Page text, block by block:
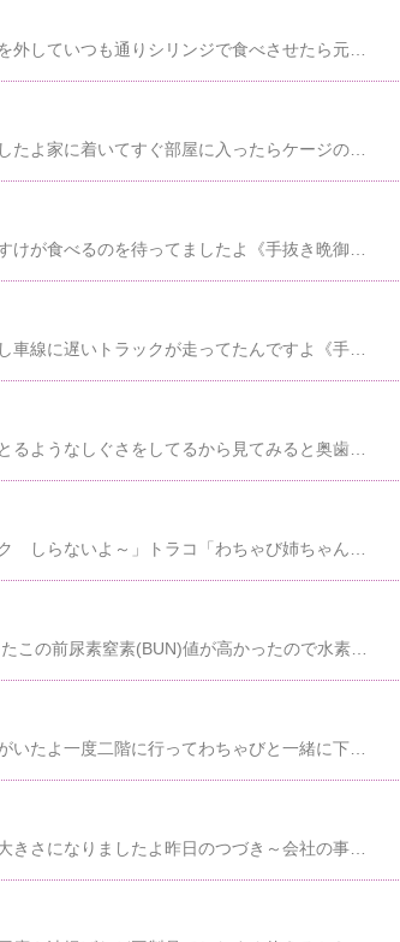
昨日はブルーに水を飲ませる為に急いで帰りましたよ家に着いてすぐ部屋に入ったらケージの入り口に待ってましたよ 《手抜き晩御飯》晩御飯何食べたか８／２０焼きカレイゴーヤとたまご炒め小松菜と油揚げの煮物ブルーの水をやりながらマチャアキのカラオケをみて終わったから一度部屋に戻ってきましたしっぽながとしまトラオとしっぽみじが気持ちよく寝てましたよしらんまにしっぽみじとしまが変わってました１０時にまたブルーの水やりに行ってしらんまに寝てしまい目が覚めたら１２時だったのでまたブルーに水を飲ませましたよ部屋に戻って寝て２時半と４時半なんとか水を飲ますことができました夜中に何回もトイレに行く技が身についてるから何とかやり遂げられましたよ今朝の和室は～カツラをかぶったシロスケじゃないよまっすぐ君が寝てましたねこちらが本物のシロスケ爆睡中でしたアビチンは気が付いたけどまた寝てましたよちょびすけが玄関にいるから夜はみんな和室にいたんだね出勤前のグリ部屋に何回も入ってたから迷惑そうなグリめずらしくクロスケもケージにいたよマロニャンもケージの屋根にいたのになかに入ってたよ６時にまたブルーに水をあげてこの後帰ってくるパッチマンにバトンタッチですおかあにゃんたちはやっぱり動き回ったのでブレて写ってませんでした私の部屋はわちゃびがバリバリ爪をといでましたよわちゃびの爪とぎをボケ～っとみてるトラオとトラコ今朝はなんとかブルーの水やりができたけどうっかり忘れたら脱水症状になるからね責任重大だよ
昨日は帰り高速が混んでるなと思ったら追い越し車線に遅いトラックが走ってたんですよ《手抜き晩御飯》晩御飯何食べたか８／１１にぎり寿司今朝のブルーちょうどパッチマンがこれからシリンジで食べさせるとこでしたブルーって呼ぶとこっちを見てくれましたよ２０１２年８/１１日に腫瘍を見つけて８/１４に手術したから丸２年経ったんですねまたふっくらしたブルーに戻ってほしいですよ写してる時東の窓をのぞいてたすももがこっちに来たからおかあにゃんとはっちゃくが後ろを向いちゃったよどっちがどっちかわからないシャッターを押した瞬間ライムが動いちゃったよすもも今日はご機嫌だね今朝はわちゃびがタワーのてっぺんをゲットしてたよフラッシュがまぶしいわちゃびトラオはベッドでくつろいでたよちょびすけがトイレの前で待機してるよ和室ではまっすぐ君が真ん中に乗ってるからしましま君はどこに乗ろうかと考えてるねアビチンニャンもナイトだシロスケは下の様子が気になるみたいいつも暇なのに明日からお盆休みだからか今日は忙しいです
昨日の朝はブルーが口が気持ち悪いのか前足でとるようなしぐさをしてるから見てみると奥歯の上の歯がないから下の歯が歯茎に当たって痛かったみたい何箇所もパッチマンが歯をやすりで削って今朝は何とか治まったみたいです《手抜き晩御飯》晩御飯何食べたか８／１０水菜とたまご炒めとトマトのぶっかけそうめん照明を切りに行った時のおかあにゃんまたボール遊びしてましたね今朝のアビチンは階段にいたよしましま君はここにいたねまっすぐくんは寝れないからうろうろしてないてましたよ１時間後アビチンも来てましたよキリッと写ったシロスケ４分後にアビチンが階段にいってみるとまだちょびすけがひらき寝してたよ出勤前、みんなのお部屋訪問グリはこれから寝るとこかなマロニャンは頭で皿回しをしてるみたい昨日からクロスケは隅っこにいたけど今朝はケージに戻ってたねブルーはケージから出してもらって窓にいたよおかあにゃんもはっちゃくもライムも全部ピンボケだったけどすももだけ何とか写ってましたねタワーのてっぺんにトラコロフトの二段ベッドにしまとしっぽみじまた目が光ってるねさっき会社に植えてたスイカを見に行ったら無くなってたモナルダで隠れてたけどモナルダも減ってましたよ
昨日会社の帰りにブルーを迎えに行ってきましたこの前尿素窒素(BUN)値が高かったので水素水を飲ませるのをやめたら昨日測った尿素窒素(BUN)値は減ってたのでよかったですお薬を飲ませてるから合わなかったんでしょうかね皮下点滴の薬も酢酸にしてみました家に着いたら８時だったので猫たちに缶詰をあげてパッチマンのご飯はカレイと鮭を焼いときましたよ今朝はシロスケがケージの４階のベッドでまだ寝ぼけてたよくっつき隊は～しましま君とアビチンが一緒にいたよまっすぐ君はこの後どうするかなグリ「おはようさん」ご機嫌だねクロスケはダレてたよブルーもいつも通り元気ですよはっちゃくおはようさんライムはガツガツ食べてたよしっぽみじは毛づくろい中さっき一階で遊んでたわちゃびはロフトのベッドで爆睡中トラオは出てきてくれた後ろにしまがいるよ玄関にいるくっつき隊はお見送り隊になってたよ朝会社に着くと月下美人が萎む寸前でしたお茶を沸かしてたらパッチマンから電話がかかってきてブルーのろっ骨が折れてるみたいで死にかけてるからすぐ帰ってきてくれと急いで自転車に乗り車を取りに行って高速で家に帰るとブルーはおとなしく外を見てたのでホッとしました急いでパッチマンと一緒に乳腺手術をしてもらった病院に行きました院長先生はろっ骨が折れても刺さることはないし大丈夫と言われたのでそのまま帰ってきたんですよ私はまた昼前に会社に着きましたバタバタしたけどブルーが大丈夫だったのでよかったです
今朝のくっつき隊和室にアビチンとまっすぐ君がいたよ一度二階に行ってわちゃびと一緒に下りてきたらしましま君もいたよパッチマンがブルーをケージから出して目薬をさしてたからよだれをだしてたよマロニャンが心配してみてたよグリは爆睡中～はっちゃくとすももは出てきてうろうろしてたよおかあにゃんはブレてきれいに写ってませんでした出勤前の部屋は～わちゃびとトラコがタワーにいたよトラオはいつもの東の窓辺にいたよあっ上にも誰かいるね上のハンモックにしっぽなががいたよなんか顔だけ浮き出て変な感じご飯を食べ終わったしまがおたけびしてる～うるさいからわちゃびとトラコは嫌がってたよ今朝も１０時ごろ仕事を抜けてブルーを病院に連れて行ってきましたよ病院の前の車で時間待ちのブルーチロ見してるよやっとこっち向いた今は暇な時期だから今の間にこの前の続きで机の周りを片付けよっとまた忘れてた物が出てくるかも
この前に紹介してたすいかピンポン玉ぐらいの大きさになりましたよ昨日のつづき～会社の事務所で時間待ちのブルーまたかつおぶし食べだしたよスーパーで買ってきたタイ風カレーおいしかったけどご飯が少ない《手抜き晩御飯》晩御飯何食べたか７／１５湯豆腐風油揚げと豆腐の煮物片付けが終わったのが１０時半だったので『グリム２』が残りちょっとしか見れませんでした今朝のくっつき隊は～また和室に移動してたよデカ猫コンビはストローベッドの上にいたよアビチンはまたハンモックだねしましま君は後から来たからご飯を食べにいってたのかな～シングルの布団だとデカ猫が３匹並べるかな～ライムはお食事中おかあにゃんは下りてきてくれたよたくさん写したけどはっちゃくとすももはブレてたよこれはトラコとわちゃびに見えるけどトラコとしっぽながだねあれっおしっこたれのしっぽみじがいる今朝はトラオがいないよトラオは同じ窓辺だけどボックスの上にいたよなんでかな～なんか足の裏が汚れると思ったらサンダルの底に穴が空いてたちょっとしか歩かないのにすぐ減ったね